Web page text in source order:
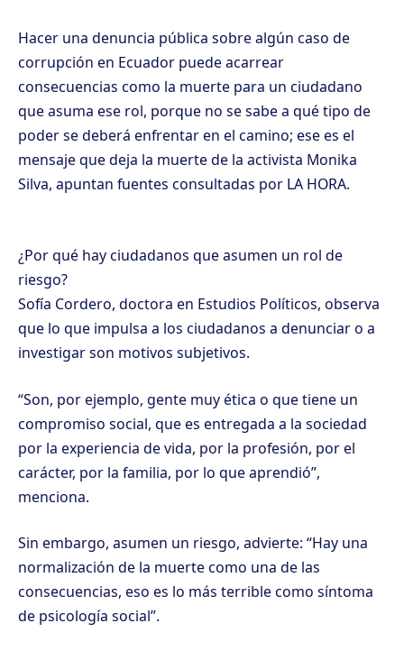
Hacer una denuncia pública sobre algún caso de
corrupción en Ecuador puede acarrear
consecuencias como la muerte para un ciudadano
que asuma ese rol, porque no se sabe a qué tipo de
poder se deberá enfrentar en el camino; ese es el
mensaje que deja la muerte de la activista Monika
Silva, apuntan fuentes consultadas por LA HORA.
¿Por qué hay ciudadanos que asumen un rol de
riesgo?
Sofía Cordero, doctora en Estudios Políticos, observa
que lo que impulsa a los ciudadanos a denunciar o a
investigar son motivos subjetivos.
“Son, por ejemplo, gente muy ética o que tiene un
compromiso social, que es entregada a la sociedad
por la experiencia de vida, por la profesión, por el
carácter, por la familia, por lo que aprendió”,
menciona.
Sin embargo, asumen un riesgo, advierte: “Hay una
normalización de la muerte como una de las
consecuencias, eso es lo más terrible como síntoma
de psicología social”.